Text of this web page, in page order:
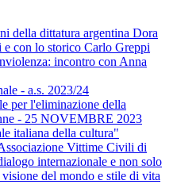
della dittatura argentina Dora
e con lo storico Carlo Greppi
incontro con Anna
- a.s. 2023/24
per l'eliminazione della
- 25 NOVEMBRE 2023
italiana della cultura"
Vittime Civili di
internazionale e non solo
del mondo e stile di vita